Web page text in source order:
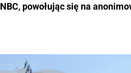
NBC, powołując się na